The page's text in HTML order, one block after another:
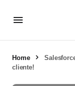
Home
cliente!